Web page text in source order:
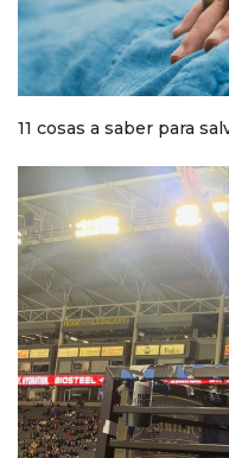
11 cosas a saber para